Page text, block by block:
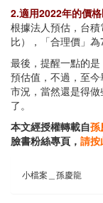
2.適用2022年的價
根據法人預估，台
比），「合理價」為
最後，提醒一點的
預估值，不過，至
市況，當然還是得
了。
本文經授權轉載自孫
臉書粉絲專頁， 請按
小檔案＿孫慶龍